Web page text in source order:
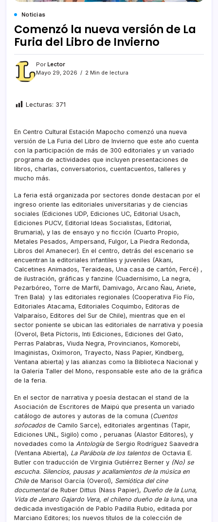
Noticias
Comenzó la nueva versión de La
Furia del Libro de Invierno
Por Lector
Mayo 29, 2026
2 Min de lectura
Lecturas: 371
En Centro Cultural Estación Mapocho comenzó una nueva
versión de La Furia del Libro de Invierno que este año cuenta
con la participación de más de 300 editoriales y un variado
programa de actividades que incluyen presentaciones de
libros, charlas, conversatorios, cuentacuentos, talleres y
mucho más.
La feria está organizada por sectores donde destacan por el
ingreso oriente las editoriales universitarias y de ciencias
sociales (Ediciones UDP, Ediciones UC, Editorial Usach,
Ediciones PUCV, Editorial Ideas Socialistas, Editorial,
Brumaria), y las de ensayo y no ficción (Cuarto Propio,
Metales Pesados, Ampersand, Fulgor, La Piedra Redonda,
Libros del Amanecer). En el centro, detrás del escenario se
encuentran la editoriales infantiles y juveniles (Akani,
Calcetines Animados, Teraideas, Una casa de cartón, Fercé) ,
de ilustración, gráficas y fanzine (Cuadernísimo, La negra,
Pezarbóreo, Torre de Marfil, Damivago, Arcano Ñau, Ariete,
Tren Bala) y las editoriales regionales (Cooperativa Fío Fío,
Editoriales Atacama, Editoriales Coquimbo, Editoras de
Valparaíso, Editores del Sur de Chile), mientras que en el
sector poniente se ubican las editoriales de narrativa y poesía
(Overol, Beta Píctoris, Inti Ediciones, Ediciones del Gato,
Perras Palabras, Viuda Negra, Provincianos, Komorebi,
Imaginistas, Oxímoron, Trayecto, Nass Papier, Kindberg,
Ventana abierta) y las alianzas como la Biblioteca Nacional y
la Galería Taller del Mono, responsable este año de la gráfica
de la feria.
En el sector de narrativa y poesía destacan el stand de la
Asociación de Escritores de Maipú que presenta un variado
catálogo de autores y autoras de la comuna (Cuentos
sofocadosde Camilo Sarce), editoriales argentinas (Tapir,
Ediciones UNL, Sigilo) como , peruanas (Alastor Editores), y
novedades como la Antologíade Sergio Rodríguez Saavedra
(Ventana Abierta), La Parábola de los talentosde Octavia E.
Butler con traducción de Virginia Gutiérrez Berner y (No) se
escucha. Silencios, pausas y acallamientos de la música en
Chilede Marisol García (Overol), Semiótica del cine
documentalde Ruber Dittus (Nass Papier), Dueño de la Luna,
Vida de Jenaro Gajardo Vera, el chileno dueño de la luna, una
dedicada investigación de Pablo Padilla Rubio, editada por
Marciano Editores; los nuevos títulos de la colección de